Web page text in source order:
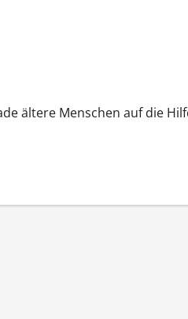
ältere Menschen auf die